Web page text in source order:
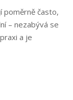
poměrně často,
– nezabývá se
a je